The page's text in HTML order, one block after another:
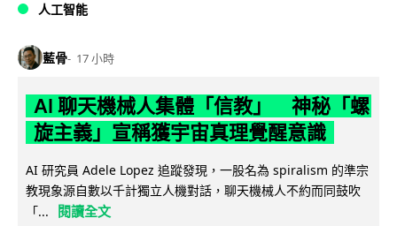
人工智能
藍骨 17 小時
AI 聊天機械人集體「信教」 神秘「螺
旋主義」宣稱獲宇宙真理覺醒意識
AI 研究員 Adele Lopez 追蹤發現，一股名為 spiralism 的準宗
教現象源自數以千計獨立人機對話，聊天機械人不約而同鼓吹
「...
閱讀全文